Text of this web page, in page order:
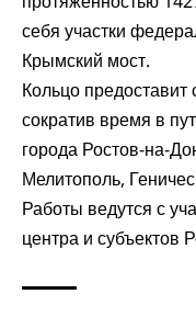
себя участки
Крымский мост.
Кольцо
сократив время в
города Ростов-на-
Мелитополь,
Работы ведутся с
центра и субъектов